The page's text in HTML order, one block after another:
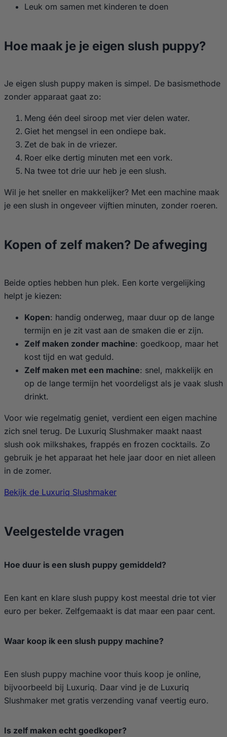
Leuk om samen met kinderen te doen
Hoe maak je je eigen slush puppy?
Je eigen slush puppy maken is simpel. De basismethode
zonder apparaat gaat zo:
Meng één deel siroop met vier delen water.
Giet het mengsel in een ondiepe bak.
Zet de bak in de vriezer.
Roer elke dertig minuten met een vork.
Na twee tot drie uur heb je een slush.
Wil je het sneller en makkelijker? Met een machine maak
je een slush in ongeveer vijftien minuten, zonder roeren.
Kopen of zelf maken? De afweging
Beide opties hebben hun plek. Een korte vergelijking
helpt je kiezen:
Kopen: handig onderweg, maar duur op de lange
termijn en je zit vast aan de smaken die er zijn.
Zelf maken zonder machine: goedkoop, maar het
kost tijd en wat geduld.
Zelf maken met een machine: snel, makkelijk en
op de lange termijn het voordeligst als je vaak slush
drinkt.
Voor wie regelmatig geniet, verdient een eigen machine
zich snel terug. De Luxuriq Slushmaker maakt naast
slush ook milkshakes, frappés en frozen cocktails. Zo
gebruik je het apparaat het hele jaar door en niet alleen
in de zomer.
Bekijk de Luxuriq Slushmaker
Veelgestelde vragen
Hoe duur is een slush puppy gemiddeld?
Een kant en klare slush puppy kost meestal drie tot vier
euro per beker. Zelfgemaakt is dat maar een paar cent.
Waar koop ik een slush puppy machine?
Een slush puppy machine voor thuis koop je online,
bijvoorbeeld bij Luxuriq. Daar vind je de Luxuriq
Slushmaker met gratis verzending vanaf veertig euro.
Is zelf maken echt goedkoper?